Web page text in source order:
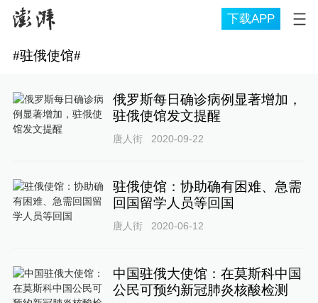
下载APP
#驻俄使馆#
俄罗斯每日确诊病例显著增加，
驻俄使馆发文提醒
唐人街 2020-09-22
驻俄使馆：协助确有困难、急需
回国留学人员等回国
唐人街 2020-06-12
中国驻俄大使馆：在莫斯科中国
公民可预约新冠肺炎核酸检测